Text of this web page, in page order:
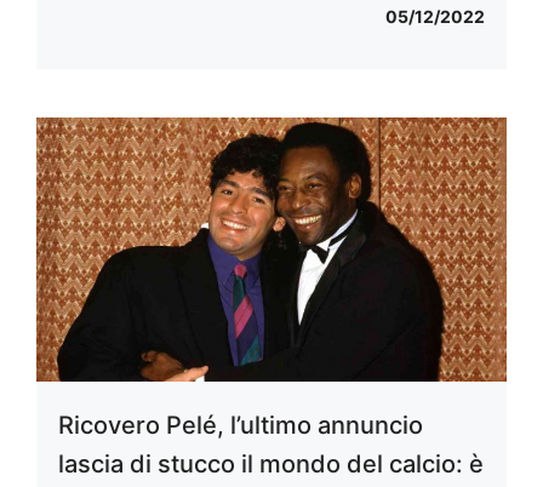
05/12/2022
Ricovero Pelé, l’ultimo annuncio
lascia di stucco il mondo del calcio: è